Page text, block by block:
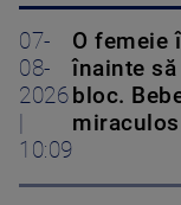
07-
08-
2026
10:09
O femeie
înainte
bloc.
miraculos